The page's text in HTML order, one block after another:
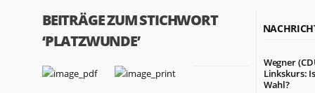
BEITRÄGE ZUM STICHWORT
‘PLATZWUNDE’
Wegner
Linkskurs:
Wahl?